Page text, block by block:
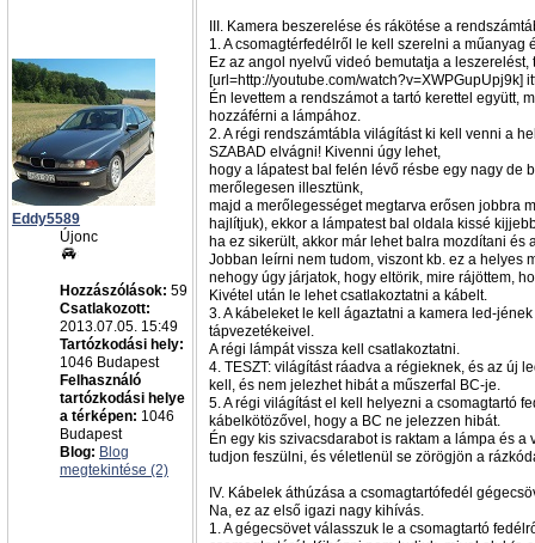
Eddy5589
Újonc
Hozzászólások: 59
Csatlakozott:
2013.07.05. 15:49
Tartózkodási hely:
1046 Budapest
Felhasználó
tartózkodási helye
a térképen: 1046
Budapest
Blog: Blog
megtekintése (2)
III. Kamera beszerelése és rákötése a
1. A csomagtérfedélről le kell szerelni a műanyag
Ez az angol nyelvű videó bemutatja a
[url=http://youtube.com/watch?v=XWPGupUpj9k]
Én levettem a rendszámot a tartó kerettel együtt,
hozzáférni a lámpához.
2. A régi rendszámtábla világítást ki kell venni a
SZABAD elvágni! Kivenni úgy lehet,
hogy a lápatest bal felén lévő résbe egy nagy de
merőlegesen illesztünk,
majd a merőlegességet megtarva erősen jobbra
hajlítjuk), ekkor a lámpatest bal oldala kissé
ha ez sikerült, akkor már lehet balra mozdítani és
Jobban leírni nem tudom, viszont kb. ez a helyes
nehogy úgy járjatok, hogy eltörik, mire rájöttem,
Kivétel után le lehet csatlakoztatni a kábelt.
3. A kábeleket le kell ágaztatni a kamera led-
tápvezetékeivel.
A régi lámpát vissza kell csatlakoztatni.
4. TESZT: világítást ráadva a régieknek, és az új
kell, és nem jelezhet hibát a műszerfal BC-je.
5. A régi világítást el kell helyezni a csomagtartó
kábelkötözővel, hogy a BC ne jelezzen hibát.
Én egy kis szivacsdarabot is raktam a lámpa és a
tudjon feszülni, és véletlenül se zörögjön a
IV. Kábelek áthúzása a csomagtartófedél
Na, ez az első igazi nagy kihívás.
1. A gégecsövet válasszuk le a csomagtartó